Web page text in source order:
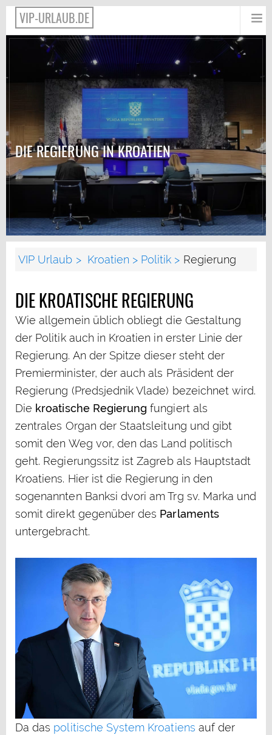
VIP-URLAUB.DE
DIE REGIERUNG IN KROATIEN
VIP Urlaub Kroatien Politik Regierung
DIE KROATISCHE REGIERUNG
Wie allgemein üblich obliegt die Gestaltung
der Politik auch in Kroatien in erster Linie der
Regierung. An der Spitze dieser steht der
Premierminister, der auch als Präsident der
Regierung (Predsjednik Vlade) bezeichnet wird.
Die kroatische Regierung fungiert als
zentrales Organ der Staatsleitung und gibt
somit den Weg vor, den das Land politisch
geht. Regierungssitz ist Zagreb als Hauptstadt
Kroatiens. Hier ist die Regierung in den
sogenannten Banksi dvori am Trg sv. Marka und
somit direkt gegenüber des Parlaments
untergebracht.
Da das politische System Kroatiens auf der